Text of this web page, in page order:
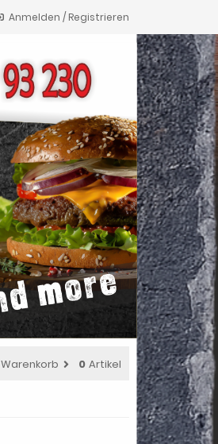
Anmelden / Registrieren
Warenkorb 0 Artikel